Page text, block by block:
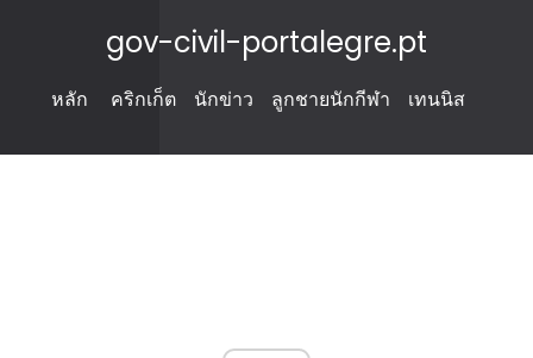
gov-civil-portalegre.pt
หลัก คริกเก็ต นักข่าว ลูกชายนักกีฬา เทนนิส